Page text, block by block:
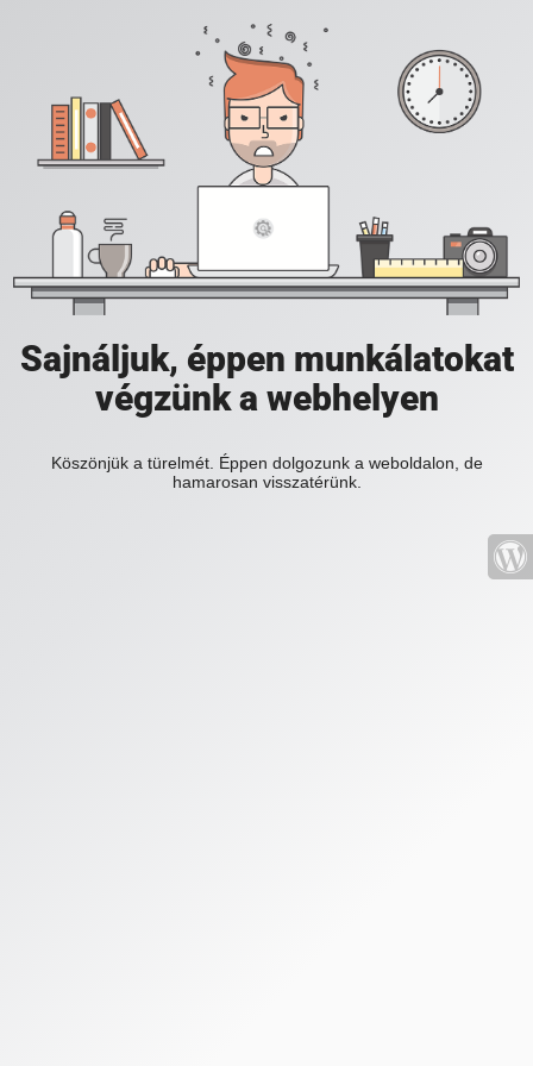
Sajnáljuk, éppen munkálatokat
végzünk a webhelyen
Köszönjük a türelmét. Éppen dolgozunk a weboldalon, de
hamarosan visszatérünk.